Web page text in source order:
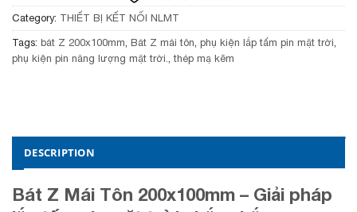
Category: THIẾT BỊ KẾT NỐI NLMT
Tags: bát Z 200x100mm, Bát Z mái tôn, phụ kiện lắp tấm pin mặt trời,
phụ kiện pin năng lượng mặt trời.,thép mạ kẽm
DESCRIPTION
Bát Z Mái Tôn 200x100mm – Giải pháp